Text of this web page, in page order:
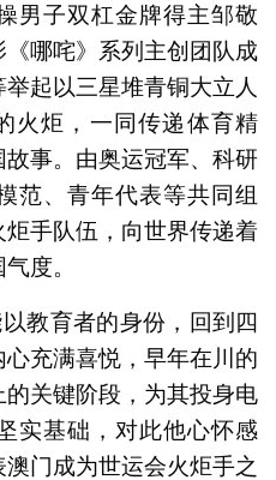
男子双杠金牌得主邹敬
哪咤》系列主创团队成
起以三星堆青铜大立人
火炬，一同传递体育精
事。由奥运冠军、科研
范、青年代表等共同组
手队伍，向世界传递着
度。
教育者的身份，回到四
充满喜悦，早年在川的
关键阶段，为其投身电
实基础，对此他心怀感
门成为世运会火炬手之